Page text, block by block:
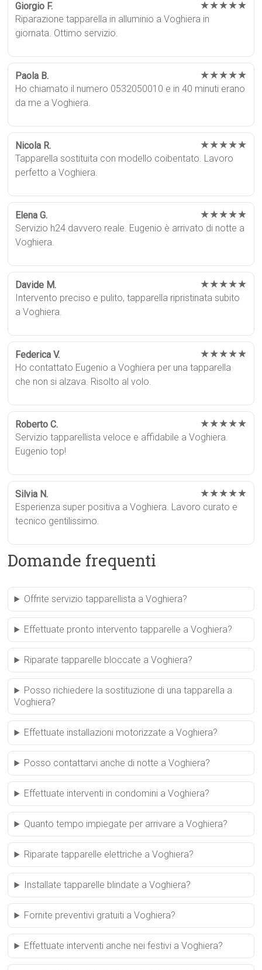
Giorgio F. ★★★★★
Riparazione tapparella in alluminio a Voghiera in
giornata. Ottimo servizio.
Paola B. ★★★★★
Ho chiamato il numero 0532050010 e in 40 minuti erano
da me a Voghiera.
Nicola R. ★★★★★
Tapparella sostituita con modello coibentato. Lavoro
perfetto a Voghiera.
Elena G. ★★★★★
Servizio h24 davvero reale. Eugenio è arrivato di notte a
Voghiera.
Davide M. ★★★★★
Intervento preciso e pulito, tapparella ripristinata subito
a Voghiera.
Federica V. ★★★★★
Ho contattato Eugenio a Voghiera per una tapparella
che non si alzava. Risolto al volo.
Roberto C. ★★★★★
Servizio tapparellista veloce e affidabile a Voghiera.
Eugenio top!
Silvia N. ★★★★★
Esperienza super positiva a Voghiera. Lavoro curato e
tecnico gentilissimo.
Domande frequenti
Offrite servizio tapparellista a Voghiera?
Effettuate pronto intervento tapparelle a Voghiera?
Riparate tapparelle bloccate a Voghiera?
Posso richiedere la sostituzione di una tapparella a
Voghiera?
Effettuate installazioni motorizzate a Voghiera?
Posso contattarvi anche di notte a Voghiera?
Effettuate interventi in condomini a Voghiera?
Quanto tempo impiegate per arrivare a Voghiera?
Riparate tapparelle elettriche a Voghiera?
Installate tapparelle blindate a Voghiera?
Fornite preventivi gratuiti a Voghiera?
Effettuate interventi anche nei festivi a Voghiera?